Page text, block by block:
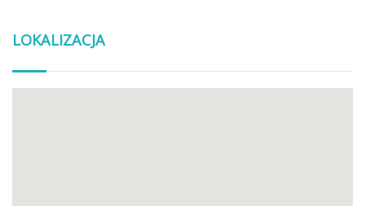
LOKALIZACJA